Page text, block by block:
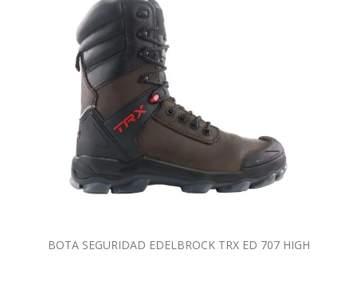
BOTA SEGURIDAD EDELBROCK TRX ED 707 HIGH